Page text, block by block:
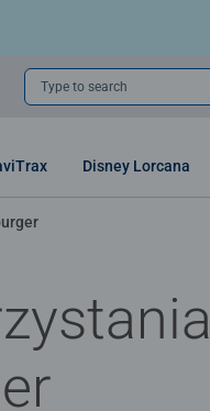
Type to search
Disney Lorcana